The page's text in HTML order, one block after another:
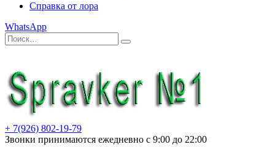
Справка от лора
WhatsApp
Искать:
Поиск
+ 7(926) 802-19-79
Звонки принимаются ежедневно с 9:00 до 22:00